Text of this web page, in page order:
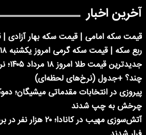
آخرین اخبار
قیمت سکه امامی | قیمت سکه بهار
ربع سکه | قیمت سکه گرمی امروز یکشنبه ۱۸ مرداد ۱۴۰۵
چند؟ +جدول (نرخ‌های لحظه‌ای)
پیروزی در انتخابات مقدماتی میشیگان؛
چرخش به چپ شدند
آتش‌سوزی مهیب در